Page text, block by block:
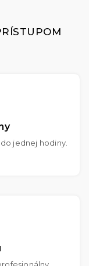
jednej hodiny.